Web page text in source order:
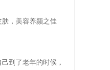
，美容养颜之佳
到了老年的时候，